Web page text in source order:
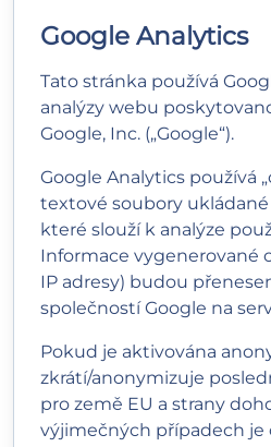
Google Analytics
Tato stránka používá
analýzy webu
Google, Inc. („Google“).
Google Analytics používá
textové soubory
které slouží k analýze
Informace vygenerované
IP adresy) budou
společností Google na
Pokud je aktivována
zkrátí/anonymizuje
pro země EU a strany
výjimečných případech je